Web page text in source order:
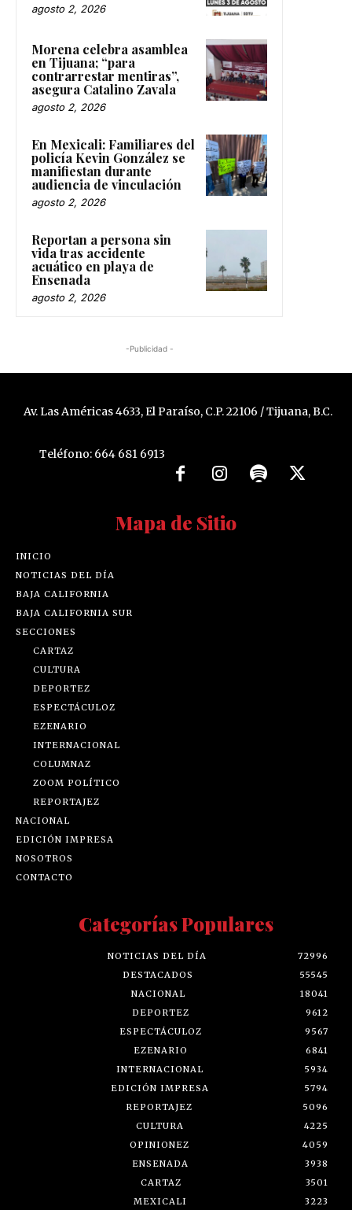
agosto 2, 2026
Morena celebra asamblea
en Tijuana; “para
contrarrestar mentiras”,
asegura Catalino Zavala
agosto 2, 2026
En Mexicali: Familiares del
policía Kevin González se
manifiestan durante
audiencia de vinculación
agosto 2, 2026
Reportan a persona sin
vida tras accidente
acuático en playa de
Ensenada
agosto 2, 2026
-Publicidad -
Av. Las Américas 4633, El Paraíso, C.P. 22106 / Tijuana, B.C.
Teléfono: 664 681 6913
Mapa de Sitio
INICIO
NOTICIAS DEL DÍA
BAJA CALIFORNIA
BAJA CALIFORNIA SUR
SECCIONES
CARTAZ
CULTURA
DEPORTEZ
ESPECTÁCULOZ
EZENARIO
INTERNACIONAL
COLUMNAZ
ZOOM POLÍTICO
REPORTAJEZ
NACIONAL
EDICIÓN IMPRESA
NOSOTROS
CONTACTO
Categorías Populares
NOTICIAS DEL DÍA
72996
DESTACADOS
55545
NACIONAL
18041
DEPORTEZ
9612
ESPECTÁCULOZ
9567
EZENARIO
6841
INTERNACIONAL
5934
EDICIÓN IMPRESA
5794
REPORTAJEZ
5096
CULTURA
4225
OPINIONEZ
4059
ENSENADA
3938
CARTAZ
3501
MEXICALI
3223